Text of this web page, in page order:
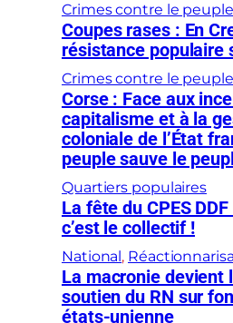
Crimes contre le peuple
Coupes rases : En
résistance populaire
Crimes contre le peuple
Corse : Face aux
capitalisme et à la
coloniale de l’État
peuple sauve le
Quartiers populaires
La fête du CPES
c’est le collectif !
National ,
La macronie devient
soutien du RN sur
états-unienne